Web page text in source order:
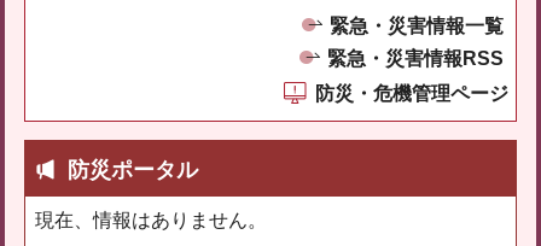
緊急・災害情報一覧
緊急・災害情報RSS
防災・危機管理ページ
防災ポータル
現在、情報はありません。